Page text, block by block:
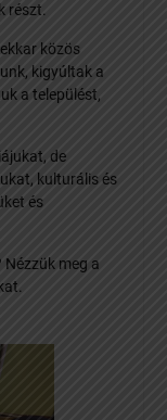
részt.
közös
kigyúltak a
a települést,
de
kulturális és
és
Nézzük meg a